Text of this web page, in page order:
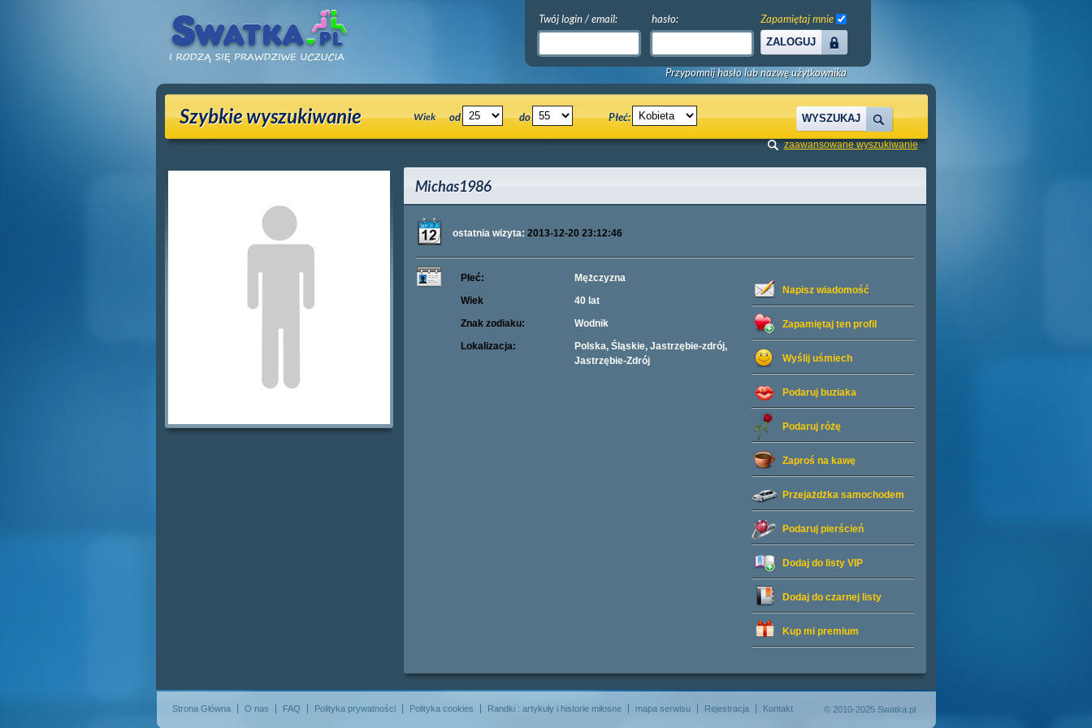
Twój login / email: hasło:
ZALOGUJ
Zapamiętaj mnie
Przypomnij hasło lub nazwę użytkownika
Szybkie wyszukiwanie Wiek od do Płeć: WYSZUKAJ
zaawansowane wyszukiwanie
Michas1986
ostatnia wizyta: 2013-12-20 23:12:46
Napisz wiadomość
Zapamiętaj ten profil
Wyślij uśmiech
Podaruj buziaka
Podaruj różę
Zaproś na kawę
Przejażdżka samochodem
Podaruj pierścień
Dodaj do listy VIP
Dodaj do czarnej listy
Kup mi premium
Płeć:
Mężczyzna
Wiek
40 lat
Znak zodiaku:
Wodnik
Lokalizacja:
Polska, Śląskie, Jastrzębie-zdrój,
Jastrzębie-Zdrój
Strona Główna O nas FAQ Polityka prywatności Polityka cookies Randki : artykuły i historie miłosne mapa serwisu Rejestracja Kontakt © 2010-2025 Swatka.pl